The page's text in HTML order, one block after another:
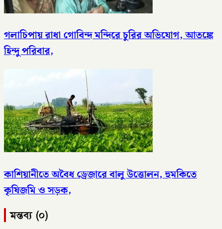
গলাচিপায় রাধা গোবিন্দ মন্দিরে চুরির অভিযোগ, আতঙ্কে
হিন্দু পরিবার,
কাশিয়ানীতে অবৈধ ড্রেজারে বালু উত্তোলন, হুমকিতে
কৃষিজমি ও সড়ক,
মন্তব্য (০)